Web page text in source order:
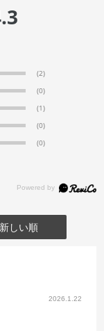
(2)
(0)
(1)
(0)
(0)
しい順
2026.1.22